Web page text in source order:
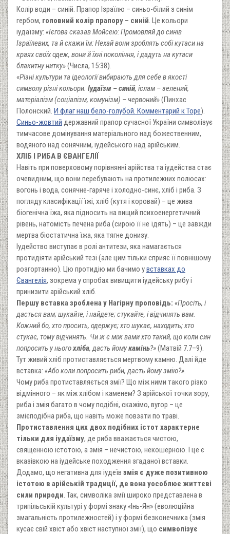
Колір води – синій. Прапор Ізраїлю – синьо-білий з синім
гербом, головний колір прапору – синій. Це кольори
іудаїзму: «Ієгова сказав Мойсею: Промовляй до синів
Ізраїлевих, та й скажи їм: Нехай вони зроблять собі кутаси на
краях своїх одеж, вони й їхні покоління, і дадуть на кутаси
блакитну нитку»(Числа, 15:38).
«Різні культури та ідеології вибирають для себе в якості
символу різні кольори. Іудаїзм – синій, іслам – зелений,
матеріалізм (соціалізм, комунізм) – червоний»(Пинхас
Полонский. И флаг наш бело-голубой. Комментарий к Торе).
Синьо-жовтий державний прапор сучасної України символізує
тимчасове домінування матеріального над божественним,
водяного над сонячним, іудейського над арійським.
ХЛІБ І РИБА В ЄВАНГЕЛІЇ
Навіть при поверховому порівнянні арійства та іудейства стає
очевидним, що вони перебувають на протилежних полюсах:
вогонь і вода, сонячне-гаряче і холодно-синє, хліб і риба. З
погляду класифікації їжі, хліб (кутя і коровай) – це жива
біогенічна їжа, яка підносить на вищий психоенергетичний
рівень, натомість печена риба (сирою її не їдять) – це завжди
мертва біостатична їжа, яка тягне донизу.
Іудейство виступає в ролі антитези, яка намагається
протидіяти арійський тезі (але цим тільки сприяє її повнішому
розгортанню). Цю протидію ми бачимо увставках до
Євангелія, зокрема у спробах вивищити іудейську рибу і
принизити арійський хліб.
Першу вставка зроблена у Нагірну проповідь: «Просіть, і
дасться вам; шукайте, і найдете; стукайте, і відчинять вам.
Кожний бо, хто просить, одержує; хто шукає, находить; хто
стукає, тому відчинять. Чи ж є між вами хто такий, що коли син
попросить у ньогохліба, дасть йомукамінь?»(Матвій 7.7–9).
Тут живий хліб протиставляється мертвому камню. Далі йде
вставка: «Або коли попросить риби, дасть йому змію?».
Чому риба протиставляється змії? Що між ними такого різко
відмінного – як між хлібом і каменем? З арійської точки зору,
риба і змія багато в чому подібні, скажімо, вугор – це
змієподібна риба, що навіть може повзати по траві.
Протиставлення цих двох подібних істот характерне
тільки для іудаїзму, де риба вважається чистою,
священною істотою, а змія – нечистою, некошерною. І це є
вказівкою на іудейське походження згаданої вставки.
Додамо, що негативна для іудеїв змія є дуже позитивною
істотою в арійській традиції, де вона уособлює життєві
сили природи. Так, символіка змії широко представлена в
трипільській культурі у формі знаку «Інь-Ян» (еволюційна
змагальність протилежностей) і у формі безконечника (змія
кусає свій хвіст або хвіст наступної змії), що символізує